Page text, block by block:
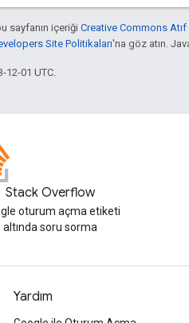
sayfanın içeriği Creative Commons Atıf
Site Politikaları'na göz atın.
01 UTC.
Stack Overflow
oturum açma etiketi
altında soru sorma
Yardım